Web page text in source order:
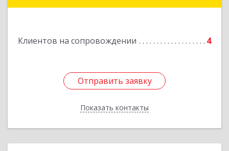
Клиентов на сопровождении 4
Отправить заявку
Показать контакты
Отправить заявку
Назад